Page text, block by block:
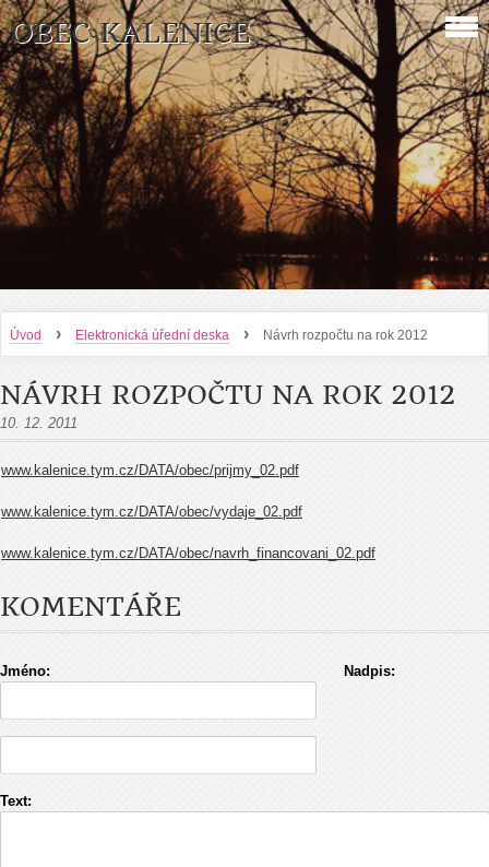
OBEC KALENICE
Úvod › Elektronická úřední deska › Návrh rozpočtu na rok 2012
NÁVRH ROZPOČTU NA ROK 2012
10. 12. 2011
www.kalenice.tym.cz/DATA/obec/prijmy_02.pdf
www.kalenice.tym.cz/DATA/obec/vydaje_02.pdf
www.kalenice.tym.cz/DATA/obec/navrh_financovani_02.pdf
KOMENTÁŘE
Jméno: Nadpis:
Text: